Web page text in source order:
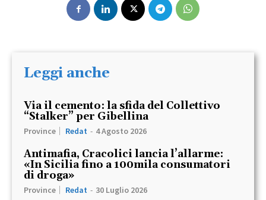
Leggi anche
Via il cemento: la sfida del Collettivo
“Stalker” per Gibellina
Province Redat - 4 Agosto 2026
Antimafia, Cracolici lancia l’allarme:
«In Sicilia fino a 100mila consumatori
di droga»
Province Redat - 30 Luglio 2026